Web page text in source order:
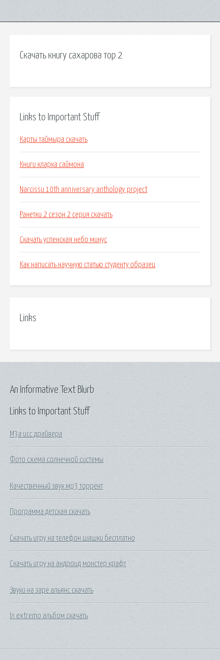
Скачать книгу сахарова тор 2
Links to Important Stuff
Карты таймыра скачать
Книги кларка саймона
Narcissu 10th anniversary anthology project
Ранетки 2 сезон 2 серия скачать
Скачать успенская небо минус
Как написать научную статью студенту образец
Links
Links to Important Stuff
M3a ucc драйвера
Фото схема солнечной системы
Качественный звук мр3 торрент
Программа детская скачать
Скачать игру на телефон шашки бесплатно
Скачать игру на андроид монстер крафт
Звуки на заре альянс скачать
In extremo альбом скачать
An Informative Text Blurb